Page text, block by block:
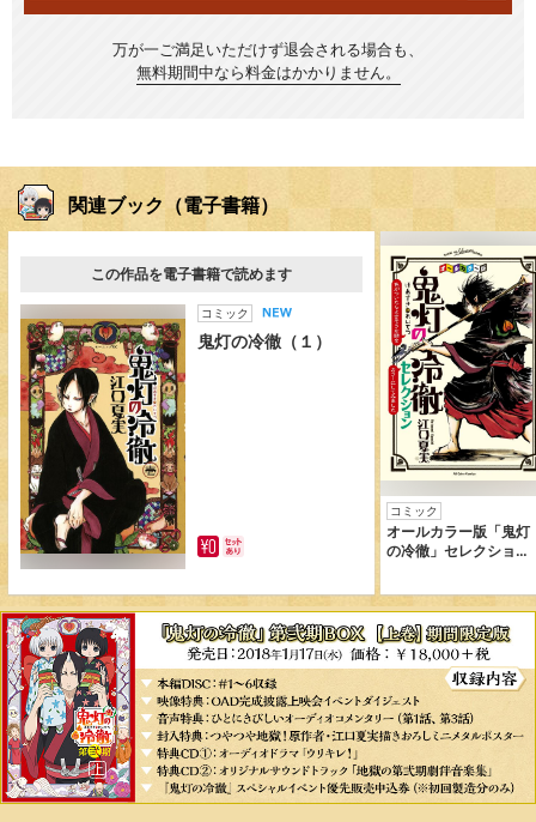
万が一ご満足いただけず退会される場合も、
無料期間中なら料金はかかりません。
関連ブック（電子書籍）
この作品を電子書籍で読めます
コミック
鬼灯の冷徹（１）
コミック
オールカラー版「鬼灯
の冷徹」セレクショ
してみました～